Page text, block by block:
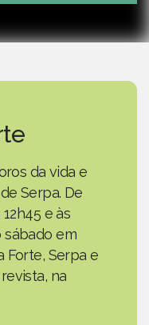
da vida e
Serpa. De
e às
sábado em
Forte, Serpa e
na